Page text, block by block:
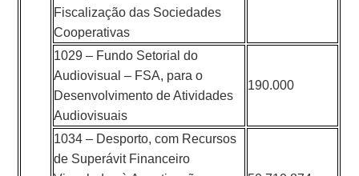
Fiscalização das Sociedades
Cooperativas
1029 – Fundo Setorial do
Audiovisual – FSA, para o
Desenvolvimento de Atividades
Audiovisuais
190.000
1034 – Desporto, com Recursos
de Superávit Financeiro